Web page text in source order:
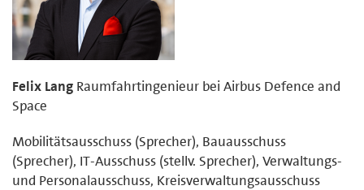
Felix Lang Raumfahrtingenieur bei Airbus Defence and
Space
Mobilitätsausschuss (Sprecher), Bauausschuss
(Sprecher), IT-Ausschuss (stellv. Sprecher), Verwaltungs-
und Personalausschuss, Kreisverwaltungsausschuss